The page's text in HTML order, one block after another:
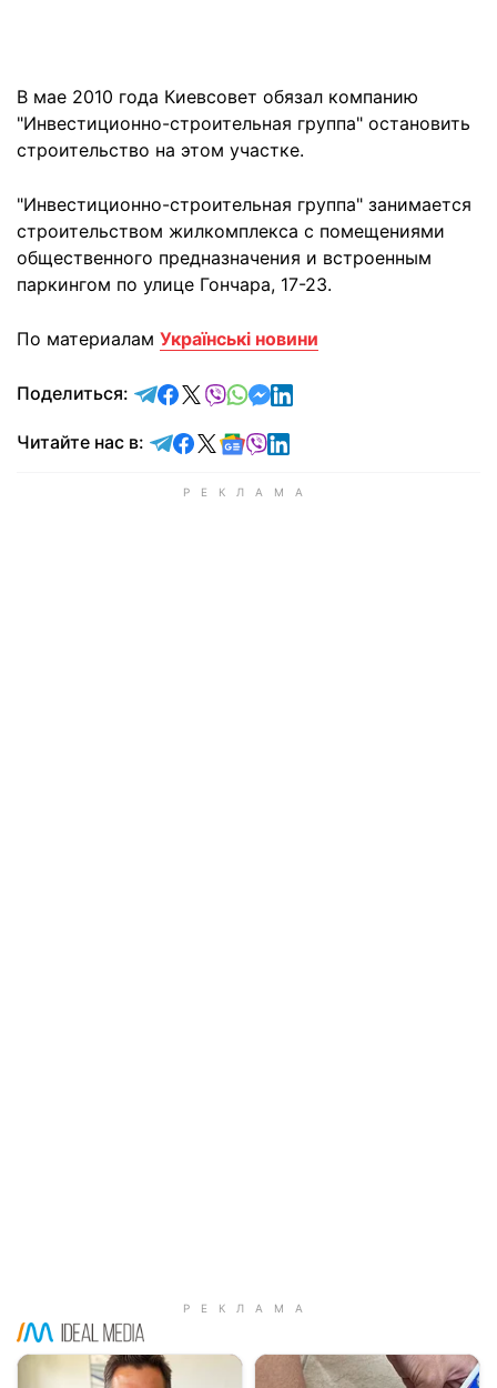
В мае 2010 года Киевсовет обязал компанию
"Инвестиционно-строительная группа" остановить
строительство на этом участке.
"Инвестиционно-строительная группа" занимается
строительством жилкомплекса с помещениями
общественного предназначения и встроенным
паркингом по улице Гончара, 17-23.
По материалам Українські новини
Поделиться: отправить в Telegram
поделиться в Facebook
поделиться в X
отправить в Viber
отправить в Whatsapp
отправить в Messenger
отправить в LinkedIn
Читайте нас в: Читайте в Telegram
Читайте в Facebook
Читайте в X
Читайте в Google news
Читайте в Viber
Читайте в LinkedIn